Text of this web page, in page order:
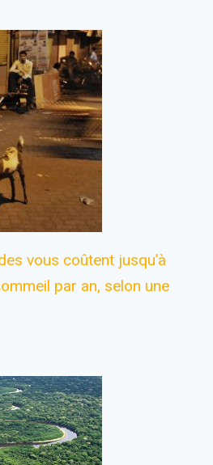
vous coûtent jusqu’à
par an, selon une